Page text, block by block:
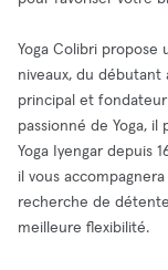
Yoga Colibri propose
niveaux, du débutant
principal et fondateur
passionné de Yoga, il
Yoga Iyengar depuis
il vous
recherche de
meilleure flexibilité.